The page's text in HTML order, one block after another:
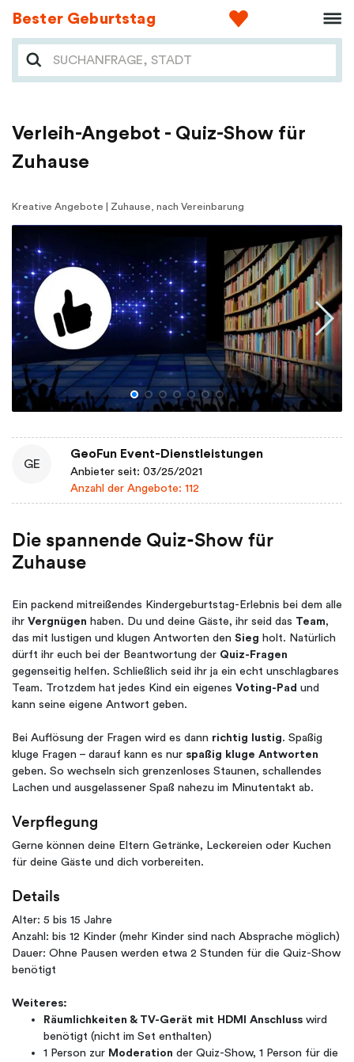
Bester Geburtstag
Verleih-Angebot - Quiz-Show für
Zuhause
Kreative Angebote | Zuhause, nach Vereinbarung
GE
GeoFun Event-Dienstleistungen
Anbieter seit: 03/25/2021
Anzahl der Angebote: 112
Die spannende Quiz-Show für
Zuhause
Ein packend mitreißendes Kindergeburtstag-Erlebnis bei dem alle
ihr Vergnügen haben. Du und deine Gäste, ihr seid das Team,
das mit lustigen und klugen Antworten den Sieg holt. Natürlich
dürft ihr euch bei der Beantwortung der Quiz-Fragen
gegenseitig helfen. Schließlich seid ihr ja ein echt unschlagbares
Team. Trotzdem hat jedes Kind ein eigenes Voting-Pad und
kann seine eigene Antwort geben.
Bei Auflösung der Fragen wird es dann richtig lustig. Spaßig
kluge Fragen – darauf kann es nur spaßig kluge Antworten
geben. So wechseln sich grenzenloses Staunen, schallendes
Lachen und ausgelassener Spaß nahezu im Minutentakt ab.
Verpflegung
Gerne können deine Eltern Getränke, Leckereien oder Kuchen
für deine Gäste und dich vorbereiten.
Details
Alter: 5 bis 15 Jahre
Anzahl: bis 12 Kinder (mehr Kinder sind nach Absprache möglich)
Dauer: Ohne Pausen werden etwa 2 Stunden für die Quiz-Show
benötigt
Weiteres:
Räumlichkeiten & TV-Gerät mit HDMI Anschluss wird
benötigt (nicht im Set enthalten)
1 Person zur Moderation der Quiz-Show, 1 Person für die